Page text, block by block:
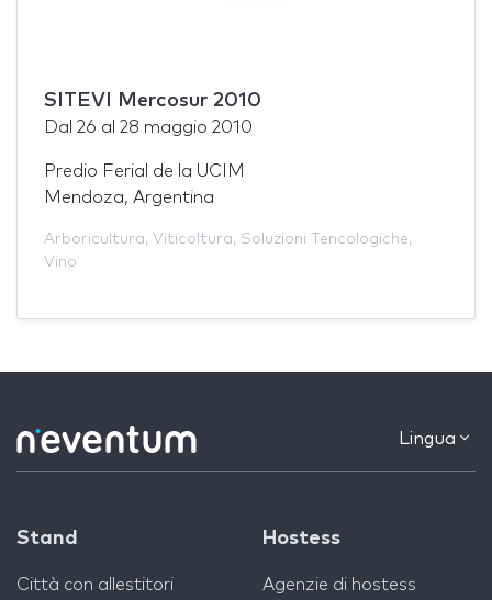
SITEVI Mercosur 2010
Dal 26 al 28 maggio 2010
Predio Ferial de la UCIM
Mendoza, Argentina
Arboricultura, Viticoltura, Soluzioni Tencologiche,
Vino
Lingua
Stand
Città con allestitori
Hostess
Agenzie di hostess